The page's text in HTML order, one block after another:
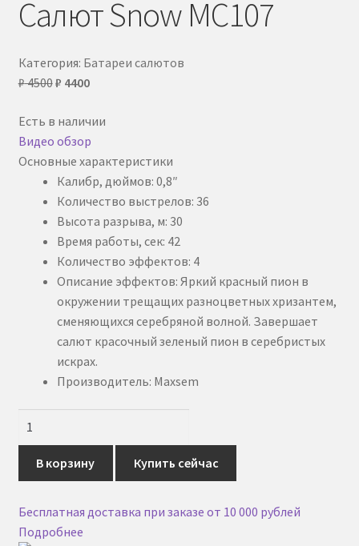
Доставка фейерверков
Каталог
Корзина
Оплата
Оформление заказа
Пиротехническое шоу под ключ
Политика конфиденциальности
Световое и огненное шоу 24/7
Фейерверк
Салют Snow MC107
Категория: Батареи салютов
₽4500Первоначальная
составляла
₽ 4500.
₽ 4400Текущая
₽ 4400.
Есть в наличии
Видео обзор
Основные характеристики
Калибр, дюймов: 0,8″
Количество выстрелов: 36
Высота разрыва, м: 30
Время работы, сек: 42
Количество эффектов: 4
Описание эффектов: Яркий красный пион в
окружении трещащих разноцветных хризантем,
сменяющихся серебряной волной. Завершает
салют красочный зеленый пион в серебристых
искрах.
Производитель: Maxsem
Салют
Snow
В корзину Купить сейчас
Бесплатная доставка при заказе от 10 000 рублей
Подробнее